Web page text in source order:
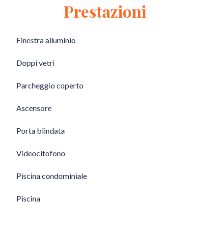
Prestazioni
Finestra alluminio
Doppi vetri
Parcheggio coperto
Ascensore
Porta blindata
Videocitofono
Piscina condominiale
Piscina